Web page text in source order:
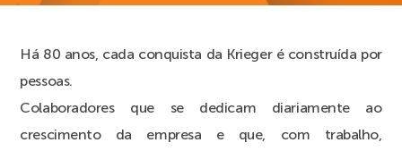
Há 80 anos, cada conquista da Krieger é construída por
pessoas.
Colaboradores que se dedicam diariamente ao
crescimento da empresa e que, com trabalho,